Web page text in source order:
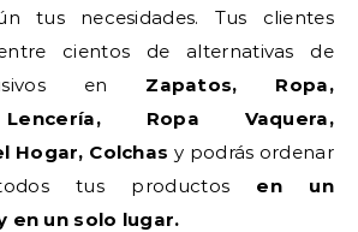
tus necesidades. Tus clientes
cientos de alternativas de
en Zapatos, Ropa,
Ropa Vaquera,
Hogar, Colchas y podrás ordenar
tus productos en un
en un solo lugar.